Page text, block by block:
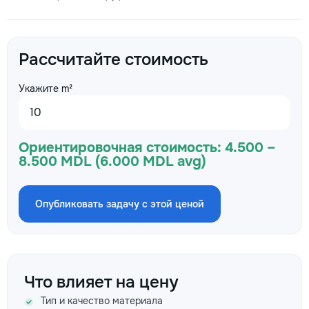
Рассчитайте стоимость
Укажите m²
Ориентировочная стоимость: 4.500 –
8.500 MDL (6.000 MDL avg)
Опубликовать задачу с этой ценой
Что влияет на цену
Тип и качество материала